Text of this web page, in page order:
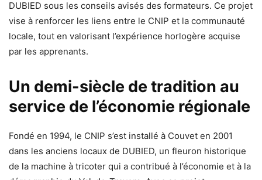
DUBIED sous les conseils avisés des formateurs. Ce projet
vise à renforcer les liens entre le CNIP et la communauté
locale, tout en valorisant l’expérience horlogère acquise
par les apprenants.
Un demi-siècle de tradition au
service de l’économie régionale
Fondé en 1994, le CNIP s’est installé à Couvet en 2001
dans les anciens locaux de DUBIED, un fleuron historique
de la machine à tricoter qui a contribué à l’économie et à la